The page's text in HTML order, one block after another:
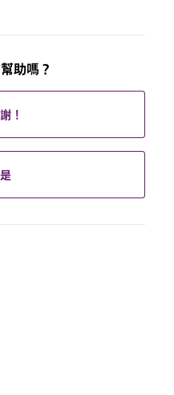
助嗎？
！